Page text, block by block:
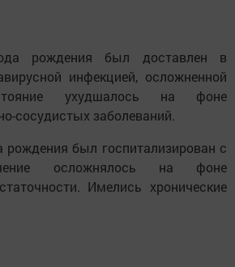
рождения был доставлен в
инфекцией, осложненной
ухудшалось на фоне
сосудистых заболеваний.
был госпитализирован с
осложнялось на фоне
Имелись хронические